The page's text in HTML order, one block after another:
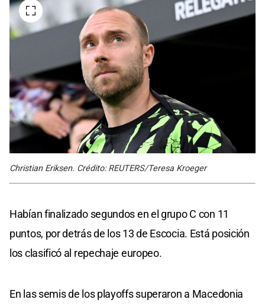
Christian Eriksen. Crédito: REUTERS/Teresa Kroeger
Habían finalizado segundos en el grupo C con 11
puntos, por detrás de los 13 de Escocia. Está posición
los clasificó al repechaje europeo.
En las semis de los playoffs superaron a Macedonia